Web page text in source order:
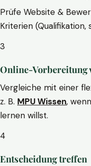
Prüfe Website &
Kriterien (Qualifikation,
3
Online-Vorbereitung
Vergleiche mit einer
z. B. MPU Wissen,
lernen willst.
4
Entscheidung treffen